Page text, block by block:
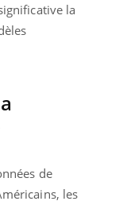
la
de
les